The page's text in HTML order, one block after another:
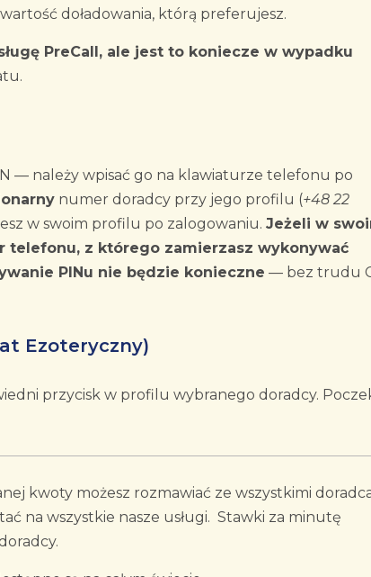
doładowania, którą preferujesz.
PreCall, ale jest to koniecze w wypadku
— należy wpisać go na klawiaturze telefonu po
numer doradcy przy jego profilu (+48 22
w swoim profilu po zalogowaniu. Jeżeli w
telefonu, z którego zamierzasz wykonywać
PINu nie będzie konieczne — bez trudu
Ezoteryczny)
przycisk w profilu wybranego doradcy.
kwoty możesz rozmawiać ze wszystkimi
na wszystkie nasze usługi. Stawki za minutę